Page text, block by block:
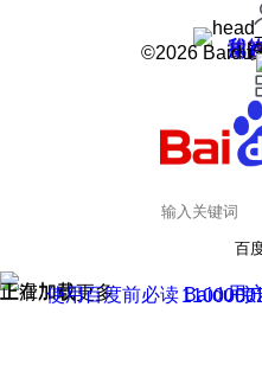
我
我
皮
用
©2026 Baidu
百
正在加载
上滑加载更多 用
使用百度前必读 Baidu
京公网安备